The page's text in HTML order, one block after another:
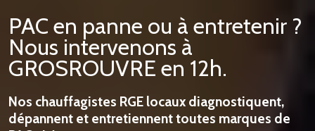
PAC en panne ou à entretenir ?
Nous intervenons à
GROSROUVRE en 12h.
Nos chauffagistes RGE locaux diagnostiquent,
dépannent et entretiennent toutes marques de